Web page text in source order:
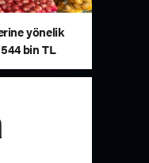
yönelik
bin TL